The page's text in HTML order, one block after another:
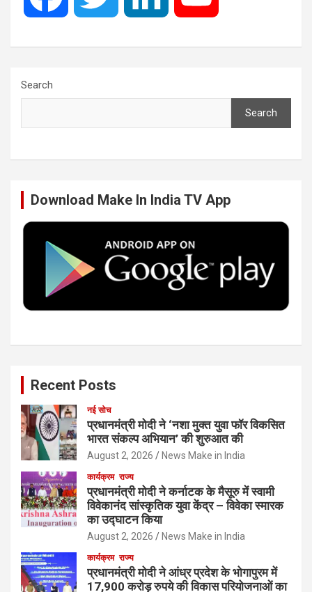
e
o
k
t
r
k
I
n
T
e
Search
Search
Download Make In India TV App
Recent Posts
नई सोच
प्रधानमंत्री मोदी ने ‘नशा मुक्त युवा फॉर विकसित
भारत संकल्प अभियान’ की शुरुआत की
August 2, 2026 News Make in India
कार्यक्रम राज्य
प्रधानमंत्री मोदी ने कर्नाटक के मैसूरु में स्वामी
विवेकानंद सांस्कृतिक युवा केंद्र – विवेका स्मारक
का उद्घाटन किया
August 2, 2026 News Make in India
कार्यक्रम राज्य
प्रधानमंत्री मोदी ने आंध्र प्रदेश के भोगापुरम में
17,900 करोड़ रुपये की विकास परियोजनाओं का